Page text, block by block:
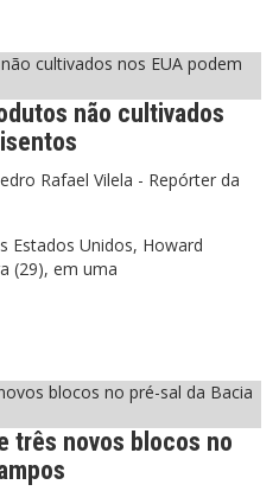
não cultivados
Rafael Vilela - Repórter da
Estados Unidos, Howard
(29), em uma
três novos blocos no